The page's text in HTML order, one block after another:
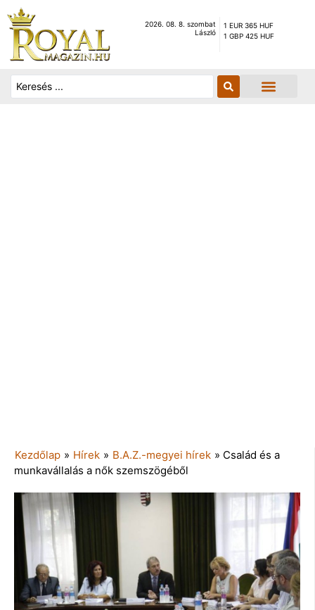
2026. 08. 8. szombat
László
1 EUR 365 HUF
1 GBP 425 HUF
Kezdőlap » Hírek » B.A.Z.-megyei hírek » Család és a
munkavállalás a nők szemszögéből